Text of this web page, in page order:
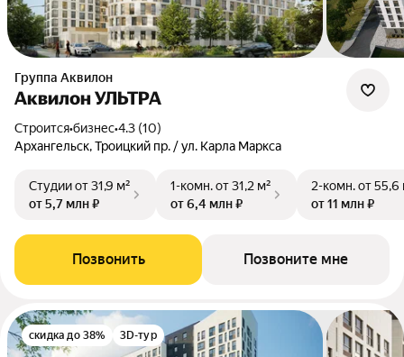
Группа Аквилон
Аквилон УЛЬТРА
Строится•бизнес•4.3 (10)
Архангельск, Троицкий пр. / ул. Карла Маркса
Студииот 31,9 м²
от 5,7 млн ₽
1-комн.от 31,2 м²
от 6,4 млн ₽
2-комн.от 55,6
от 11 млн ₽
Позвонить Позвоните мне
скидка до 38% 3D-тур